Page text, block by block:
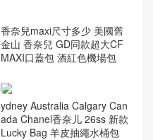
香奈兒maxi尺寸多少 美國舊
金山 香奈兒 GD同款超大CF
MAXI口蓋包 酒紅色機場包
ydney Australia Calgary Can
ada Chanel香奈儿 26ss 新款
Lucky Bag 羊皮抽繩水桶包